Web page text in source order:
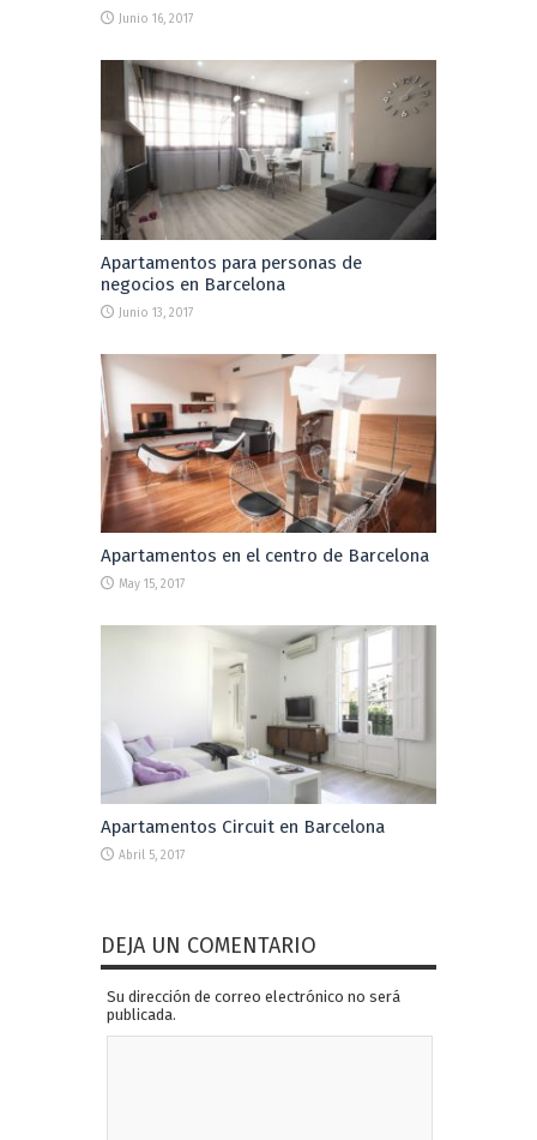
Junio 16, 2017
Apartamentos para personas de
negocios en Barcelona
Junio 13, 2017
Apartamentos en el centro de Barcelona
May 15, 2017
Apartamentos Circuit en Barcelona
Abril 5, 2017
DEJA UN COMENTARIO
Su dirección de correo electrónico no será
publicada.